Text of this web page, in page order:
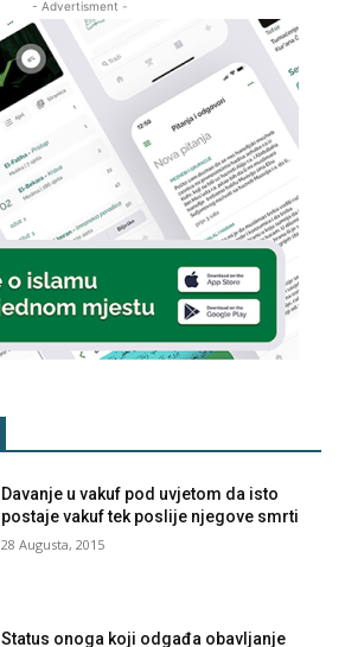
- Advertisment -
Davanje u vakuf pod uvjetom da isto
postaje vakuf tek poslije njegove smrti
28 Augusta, 2015
Status onoga koji odgađa obavljanje